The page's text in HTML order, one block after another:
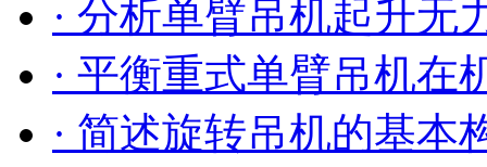
· 分析单臂吊机起升无
· 平衡重式单臂吊机在
· 简述旋转吊机的基本